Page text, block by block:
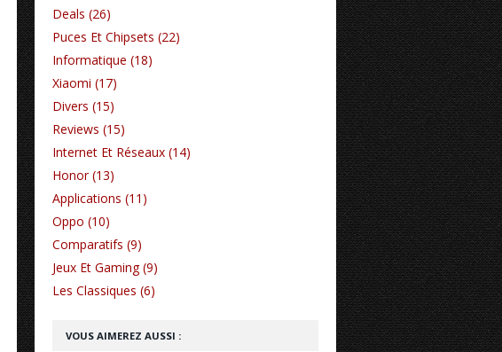
VOUS AIMEREZ AUSSI :
Deals (26)
Puces Et Chipsets (22)
Informatique (18)
Xiaomi (17)
Divers (15)
Reviews (15)
Internet Et Réseaux (14)
Honor (13)
Applications (11)
Oppo (10)
Comparatifs (9)
Jeux Et Gaming (9)
Les Classiques (6)